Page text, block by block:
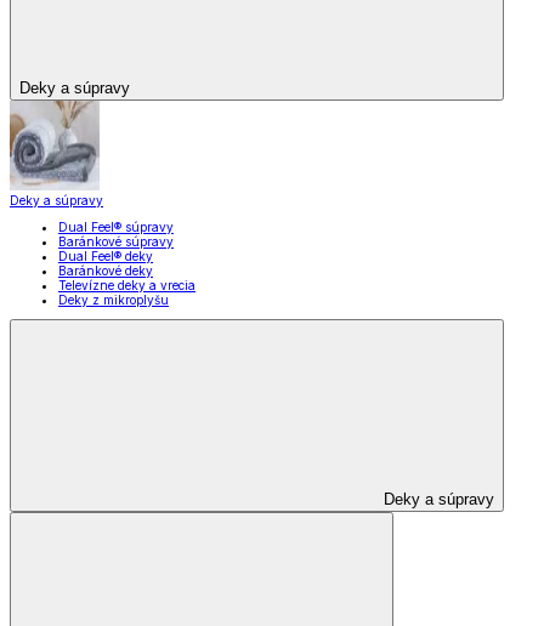
Deky a súpravy
Deky a súpravy
Dual Feel® súpravy
Baránkové súpravy
Dual Feel® deky
Baránkové deky
Televízne deky a vrecia
Deky z mikroplyšu
Deky a súpravy